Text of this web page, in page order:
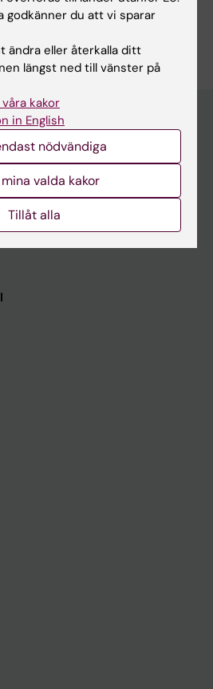
godkänner du att vi sparar
ändra eller återkalla ditt
längst ned till vänster på
kakor
in English
nödvändiga
valda kakor
Tillåt alla